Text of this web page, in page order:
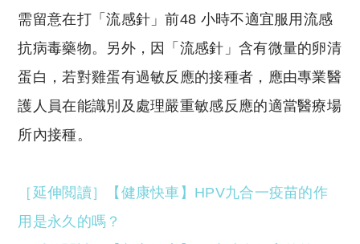
需留意在打「流感針」前48 小時不適宜服用流感
抗病毒藥物。另外，因「流感針」含有微量的卵清
蛋白，若對雞蛋有過敏反應的接種者，應由專業醫
護人員在能識別及處理嚴重敏感反應的適當醫療場
所內接種。
［延伸閲讀］【健康快車】HPV九合一疫苗的作
用是永久的嗎？